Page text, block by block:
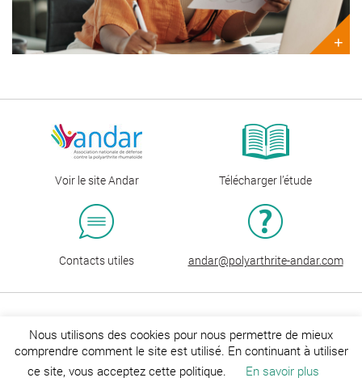
+
Voir le site Andar Télécharger l’étude
Contacts utiles andar@polyarthrite-andar.com
En partenariat avec UCB
Nous utilisons des cookies pour nous permettre de mieux
comprendre comment le site est utilisé. En continuant à utiliser
ce site, vous acceptez cette politique.
En savoir plus